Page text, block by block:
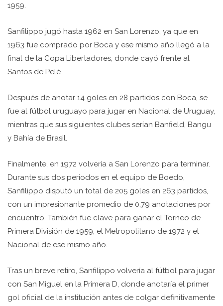
1959.
Sanfilippo jugó hasta 1962 en San Lorenzo, ya que en
1963 fue comprado por Boca y ese mismo año llegó a la
final de la Copa Libertadores, donde cayó frente al
Santos de Pelé.
Después de anotar 14 goles en 28 partidos con Boca, se
fue al fútbol uruguayo para jugar en Nacional de Uruguay,
mientras que sus siguientes clubes serían Banfield, Bangu
y Bahía de Brasil.
Finalmente, en 1972 volvería a San Lorenzo para terminar.
Durante sus dos periodos en el equipo de Boedo,
Sanfilippo disputó un total de 205 goles en 263 partidos,
con un impresionante promedio de 0,79 anotaciones por
encuentro. También fue clave para ganar el Torneo de
Primera División de 1959, el Metropolitano de 1972 y el
Nacional de ese mismo año.
Tras un breve retiro, Sanfilippo volvería al fútbol para jugar
con San Miguel en la Primera D, donde anotaría el primer
gol oficial de la institución antes de colgar definitivamente